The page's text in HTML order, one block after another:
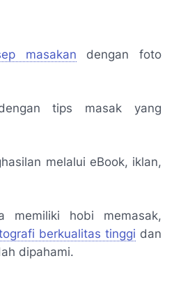
masakan dengan foto
tips masak yang
melalui eBook, iklan,
memiliki hobi memasak,
berkualitas tinggi dan
dipahami.